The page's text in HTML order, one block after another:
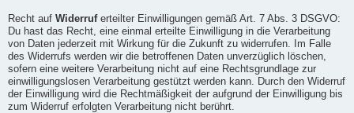
Recht auf Widerruferteilter Einwilligungen gemäß Art. 7 Abs. 3 DSGVO:
Du hast das Recht, eine einmal erteilte Einwilligung in die Verarbeitung
von Daten jederzeit mit Wirkung für die Zukunft zu widerrufen. Im Falle
des Widerrufs werden wir die betroffenen Daten unverzüglich löschen,
sofern eine weitere Verarbeitung nicht auf eine Rechtsgrundlage zur
einwilligungslosen Verarbeitung gestützt werden kann. Durch den Widerruf
der Einwilligung wird die Rechtmäßigkeit der aufgrund der Einwilligung bis
zum Widerruf erfolgten Verarbeitung nicht berührt.